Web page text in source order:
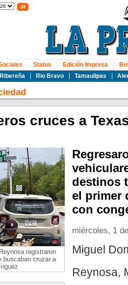
Ribereña Rio Bravo Tamaulipas
Status Edición Impresa
cruces a
registraron
buscaban cruzar a
destinos
el primer
con
miércoles, 1
Miguel
Reynosa,